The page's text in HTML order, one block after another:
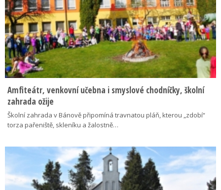
Amfiteátr, venkovní učebna i smyslové chodníčky, školní
zahrada ožije
Školní zahrada v Bánově připomíná travnatou pláň, kterou „zdobí“
torza pařeniště, skleníku a žalostně…